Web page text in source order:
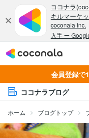
会員登録で
ココナラブログ
ホーム ブログトップ